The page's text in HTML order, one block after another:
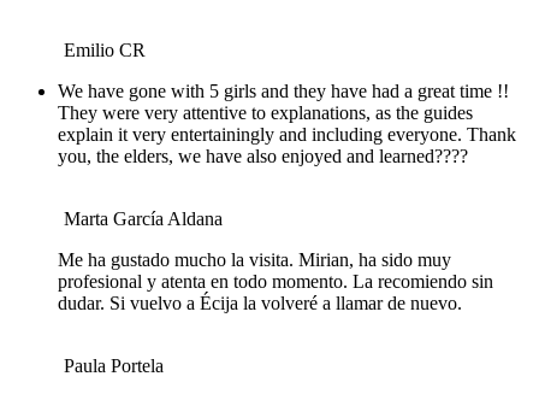
Emilio CR
We have gone with 5 girls and they have had a great time !!
They were very attentive to explanations, as the guides
explain it very entertainingly and including everyone. Thank
you, the elders, we have also enjoyed and learned????
Marta García Aldana
Me ha gustado mucho la visita. Mirian, ha sido muy
profesional y atenta en todo momento. La recomiendo sin
dudar. Si vuelvo a Écija la volveré a llamar de nuevo.
Paula Portela